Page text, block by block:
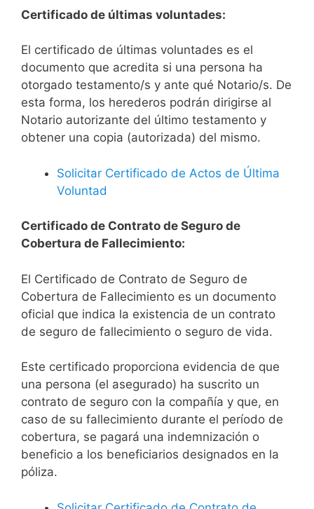
Certificado de últimas voluntades:
El certificado de últimas voluntades es el
documento que acredita si una persona ha
otorgado testamento/s y ante qué Notario/s. De
esta forma, los herederos podrán dirigirse al
Notario autorizante del último testamento y
obtener una copia (autorizada) del mismo.
Solicitar Certificado de Actos de Última
Voluntad
Certificado de Contrato de Seguro de
Cobertura de Fallecimiento:
El Certificado de Contrato de Seguro de
Cobertura de Fallecimiento es un documento
oficial que indica la existencia de un contrato
de seguro de fallecimiento o seguro de vida.
Este certificado proporciona evidencia de que
una persona (el asegurado) ha suscrito un
contrato de seguro con la compañía y que, en
caso de su fallecimiento durante el período de
cobertura, se pagará una indemnización o
beneficio a los beneficiarios designados en la
póliza.